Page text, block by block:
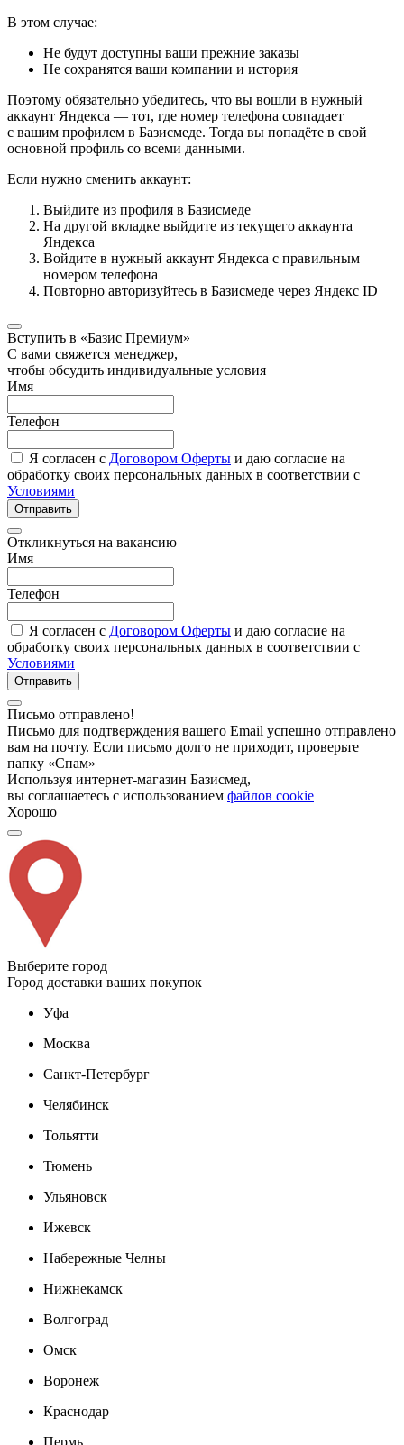
В этом случае:
Не будут доступны ваши прежние заказы
Не сохранятся ваши компании и история
Поэтому обязательно убедитесь, что вы вошли в нужный
аккаунт Яндекса — тот, где номер телефона совпадает
с вашим профилем в Базисмеде. Тогда вы попадёте в свой
основной профиль со всеми данными.
Если нужно сменить аккаунт:
Выйдите из профиля в Базисмеде
На другой вкладке выйдите из текущего аккаунта
Яндекса
Войдите в нужный аккаунт Яндекса с правильным
номером телефона
Повторно авторизуйтесь в Базисмеде через Яндекс ID
Вступить в «Базис Премиум»
С вами свяжется менеджер,
чтобы обсудить индивидуальные условия
Имя
Телефон
Я согласен с Договором Оферты и даю согласие на
обработку своих персональных данных в соответствии с
Условиями
Отправить
Откликнуться на вакансию
Имя
Телефон
Я согласен с Договором Оферты и даю согласие на
обработку своих персональных данных в соответствии с
Условиями
Отправить
Письмо отправлено!
Письмо для подтверждения вашего Email успешно отправлено
вам на почту. Если письмо долго не приходит, проверьте
папку «Спам»
Используя интернет-магазин Базисмед,
вы соглашаетесь с использованием файлов cookie
Хорошо
Выберите город
Город доставки ваших покупок
Уфа
Москва
Санкт-Петербург
Челябинск
Тольятти
Тюмень
Ульяновск
Ижевск
Набережные Челны
Нижнекамск
Волгоград
Омск
Воронеж
Краснодар
Пермь